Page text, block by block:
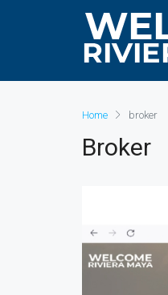
Home broker
Broker